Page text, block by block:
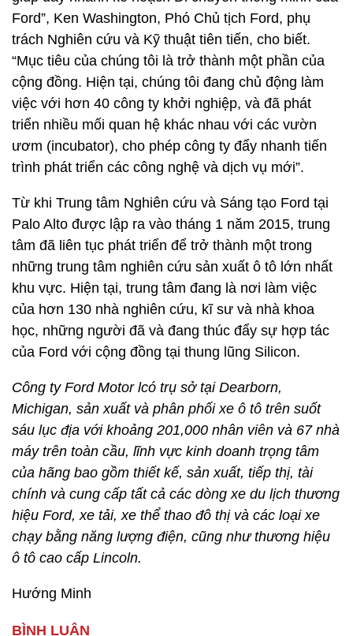
Ford”, Ken Washington, Phó Chủ tịch Ford, phụ
trách Nghiên cứu và Kỹ thuật tiên tiến, cho biết.
“Mục tiêu của chúng tôi là trở thành một phần của
cộng đồng. Hiện tại, chúng tôi đang chủ động làm
việc với hơn 40 công ty khởi nghiệp, và đã phát
triển nhiều mối quan hệ khác nhau với các vườn
ươm (incubator), cho phép công ty đẩy nhanh tiến
trình phát triển các công nghệ và dịch vụ mới”.
Từ khi Trung tâm Nghiên cứu và Sáng tạo Ford tại
Palo Alto được lập ra vào tháng 1 năm 2015, trung
tâm đã liên tục phát triển để trở thành một trong
những trung tâm nghiên cứu sản xuất ô tô lớn nhất
khu vực. Hiện tại, trung tâm đang là nơi làm việc
của hơn 130 nhà nghiên cứu, kĩ sư và nhà khoa
học, những người đã và đang thúc đẩy sự hợp tác
của Ford với cộng đồng tại thung lũng Silicon.
Công ty Ford Motor lcó trụ sở tại Dearborn,
Michigan, sản xuất và phân phối xe ô tô trên suốt
sáu lục địa với khoảng 201,000 nhân viên và 67 nhà
máy trên toàn cầu, lĩnh vực kinh doanh trọng tâm
của hãng bao gồm thiết kế, sản xuất, tiếp thị, tài
chính và cung cấp tất cả các dòng xe du lịch thương
hiệu Ford, xe tải, xe thể thao đô thị và các loại xe
chạy bằng năng lượng điện, cũng như thương hiệu
ô tô cao cấp Lincoln.
Hướng Minh